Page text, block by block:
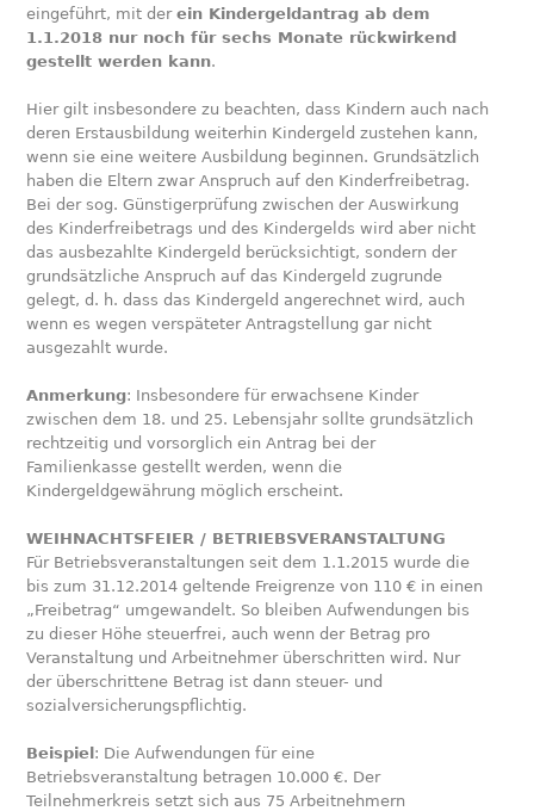
eingeführt, mit derein Kindergeldantrag ab dem
1.1.2018 nur noch für sechs Monate rückwirkend
gestellt werden kann.
Hier gilt insbesondere zu beachten, dass Kindern auch nach
deren Erstausbildung weiterhin Kindergeld zustehen kann,
wenn sie eine weitere Ausbildung beginnen. Grundsätzlich
haben die Eltern zwar Anspruch auf den Kinderfreibetrag.
Bei der sog. Günstigerprüfung zwischen der Auswirkung
des Kinderfreibetrags und des Kindergelds wird aber nicht
das ausbezahlte Kindergeld berücksichtigt, sondern der
grundsätzliche Anspruch auf das Kindergeld zugrunde
gelegt, d. h. dass das Kindergeld angerechnet wird, auch
wenn es wegen verspäteter Antragstellung gar nicht
ausgezahlt wurde.
Anmerkung: Insbesondere für erwachsene Kinder
zwischen dem 18. und 25. Lebensjahr sollte grundsätzlich
rechtzeitig und vorsorglich ein Antrag bei der
Familienkasse gestellt werden, wenn die
Kindergeldgewährung möglich erscheint.
WEIHNACHTSFEIER / BETRIEBSVERANSTALTUNG
Für Betriebsveranstaltungen seit dem 1.1.2015 wurde die
bis zum 31.12.2014 geltende Freigrenze von 110 € in einen
„Freibetrag“ umgewandelt. So bleiben Aufwendungen bis
zu dieser Höhe steuerfrei, auch wenn der Betrag pro
Veranstaltung und Arbeitnehmer überschritten wird. Nur
der überschrittene Betrag ist dann steuer- und
sozialversicherungspflichtig.
Beispiel : Die Aufwendungen für eine
Betriebsveranstaltung betragen 10.000 €. Der
Teilnehmerkreis setzt sich aus 75 Arbeitnehmern